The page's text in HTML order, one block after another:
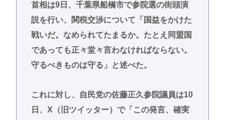
首相は9日、千葉県船橋市で参院選の街頭演
説を行い、関税交渉について「国益をかけた
戦いだ。なめられてたまるか。たとえ同盟国
であっても正々堂々言わなければならない。
守るべきものは守る」と述べた。
これに対し、自民党の佐藤正久参院議員は10
日、X（旧ツイッター）で「この発言、確実